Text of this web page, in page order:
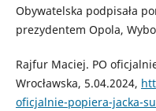
Obywatelska podpisała
prezydentem Opola,
Rajfur Maciej. PO
Wrocławska, 5.04.2024,
oficjalnie-popiera-jacka-